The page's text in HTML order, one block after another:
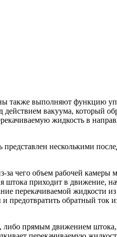
также выполняют функцию
вакуума, который
жидкость в
несколькими
за чего объем рабочей камеры
штока приходит в движение,
перекачиваемой жидкости
обратный ток
либо прямым движением